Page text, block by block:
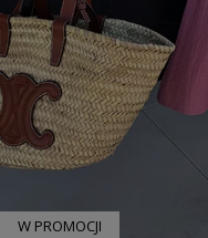
W PROMOCJI